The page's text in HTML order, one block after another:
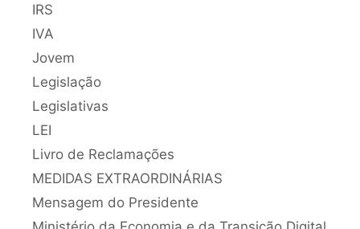
IRS
IVA
Jovem
Legislação
Legislativas
LEI
Livro de Reclamações
MEDIDAS EXTRAORDINÁRIAS
Mensagem do Presidente